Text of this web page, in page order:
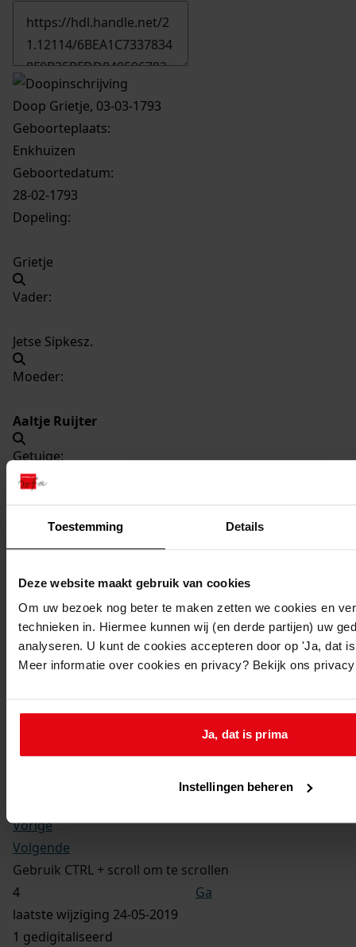
Toestemming Details
Deze website maakt gebruik van cookies
Om uw bezoek nog beter te maken zetten we cookies en
technieken in. Hiermee kunnen wij (en derde partijen) uw
analyseren. U kunt de cookies accepteren door op 'Ja, dat
Meer informatie over cookies en privacy? Bekijk ons
Ja, dat is prima
Instellingen beheren
Doop Grietje, 03-03-1793
Geboorteplaats:
Enkhuizen
Geboortedatum:
28-02-1793
Dopeling:
Grietje
Vader:
Jetse Sipkesz.
Moeder:
Aaltje Ruijter
Getuige:
Menke Sipkes
Kerkelijke gezindte:
Toegangsnummer:
1702-09 Doop-, trouw- en begraafboeken Enkhuizen,
1581-1910
Inventarisnummer :
12
8.
Dit bestand is nog niet gecontroleerd op volledigheid
Vorige
Volgende
Gebruik CTRL + scroll om te scrollen
Ga
laatste wijziging 24-05-2019
1 gedigitaliseerd